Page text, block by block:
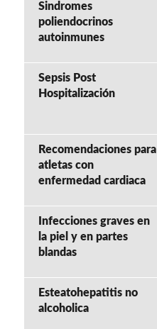
Sindromes
poliendocrinos
autoinmunes
Sepsis Post
Hospitalización
Recomendaciones para
atletas con
enfermedad cardiaca
Infecciones graves en
la piel y en partes
blandas
Esteatohepatitis no
alcoholica